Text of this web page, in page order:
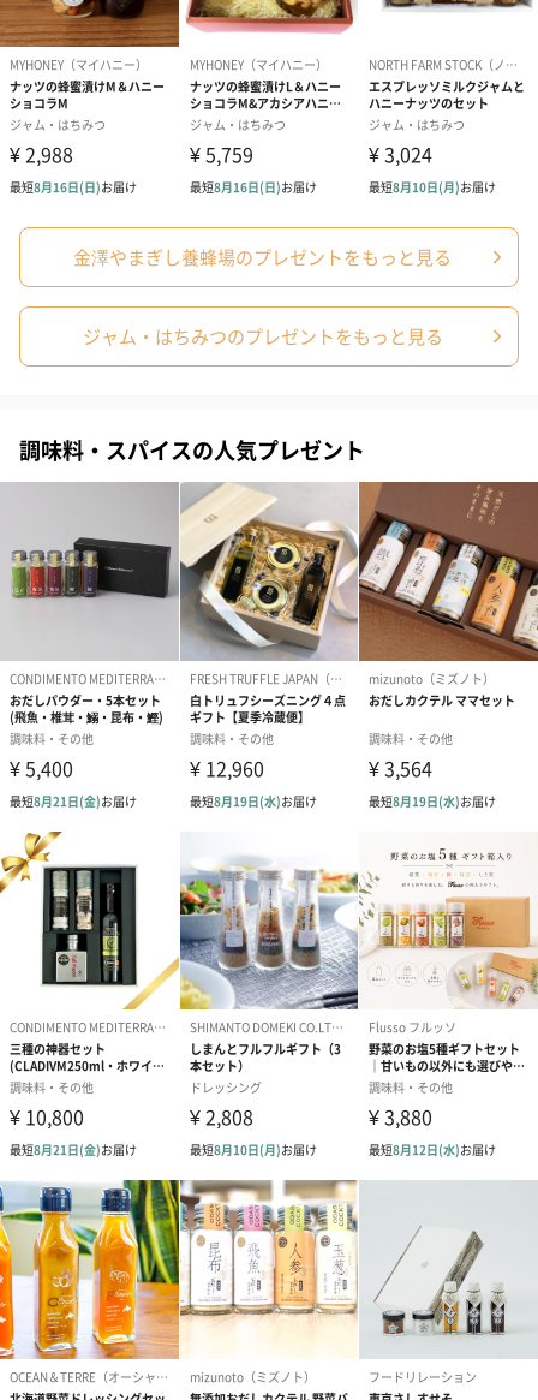
購入者最低保
証残存賞味期
限
365日
原材料
国産あかしあ蜂蜜：あかしあ蜂蜜(日本)
国産菩提樹蜂蜜：菩提樹蜂蜜(日本)
配送方法（常
温・冷凍・冷
蔵）
内容量／数量
国産あかしあ蜂蜜130g/1
国産菩提樹蜂蜜130g/1
備考
・原料に蜂蜜を使用しています。1歳未満の乳児には与
えないでください。
あり（0円）
あり（20円）
金澤やまぎし養蜂場のプレゼントをもっと見る
ジャム・はちみつのプレゼントをもっと見る
調味料・スパイスの人気プレゼント